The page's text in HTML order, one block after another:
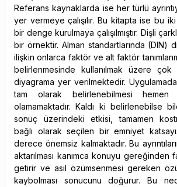
Referans kaynaklarda ise her türlü
yer vermeye çalışılır. Bu kitapta ise bu iki
bir denge kurulmaya çalışılmıştır. Dişli
bir örnektir. Alman standartla­rında (DIN)
ilişkin onlarca faktör ve alt faktör
belirlenmesinde kullanılmak üzere
diyagrama yer ve­rilmektedir.
tam olarak belirlenebilmesi hemen
olamamaktadır. Kaldı ki belirlenebilse
sonuç üzerindeki etkisi, tamamen
bağlı olarak seçilen bir emniyet
derece önemsiz kalmaktadır. Bu
aktarılması kanımca konuyu gereğinden
getirir ve asıl özümsenmesi gereken
kaybolması sonucunu doğurur. Bu